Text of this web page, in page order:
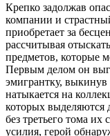
Крепко задолжав
компании и
приобретает за
рассчитывая
предметов, которые
Первым делом он
эмигрантку,
натыкается на
которых выделяются
без третьего тома
усилия, герой